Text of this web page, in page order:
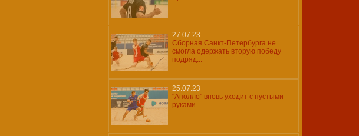
27.07.23
Сборная Санкт-Петербурга не
смогла одержать вторую победу
подряд...
25.07.23
"Аполло" вновь уходит с пустыми
руками..